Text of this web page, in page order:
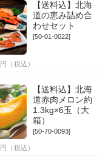
【送料込】北海
道の恵み詰め合
わせセット
[50-01-0022]
円（税込）
【送料込】北海
道赤肉メロン約
1.3kg×6玉（大
箱）
[50-70-0093]
円（税込）